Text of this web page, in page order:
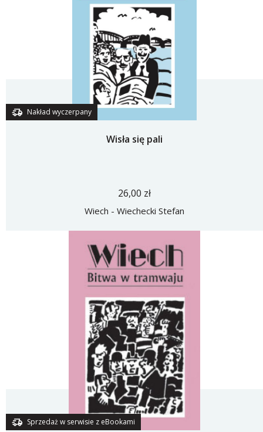
Nakład wyczerpany
Wisła się pali
26,00 zł
Wiech - Wiechecki Stefan
Sprzedaż w serwisie z eBookami